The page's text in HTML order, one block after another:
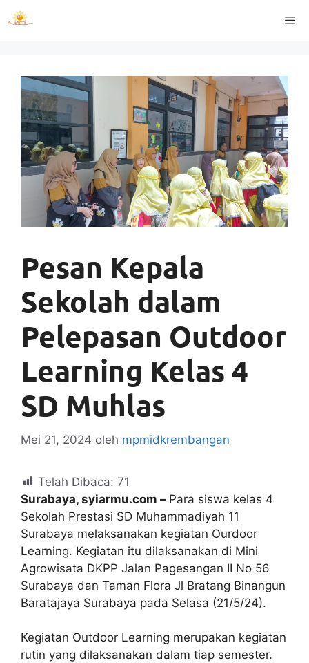
Langsung
ke
Pesan Kepala
Sekolah dalam
Pelepasan Outdoor
Learning Kelas 4
SD Muhlas
Mei 21, 2024 oleh mpmidkrembangan
Telah Dibaca: 71
Surabaya, syiarmu.com – Para siswa kelas 4
Sekolah Prestasi SD Muhammadiyah 11
Surabaya melaksanakan kegiatan Ourdoor
Learning. Kegiatan itu dilaksanakan di Mini
Agrowisata DKPP Jalan Pagesangan II No 56
Surabaya dan Taman Flora Jl Bratang Binangun
Baratajaya Surabaya pada Selasa (21/5/24).
Kegiatan Outdoor Learning merupakan kegiatan
rutin yang dilaksanakan dalam tiap semester.